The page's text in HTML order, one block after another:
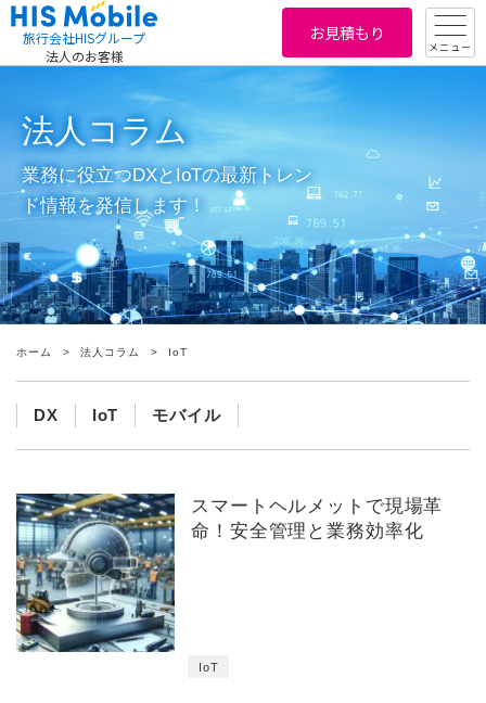
旅行会社HISグループ
法人のお客様
お見積もり
メニュー
法人コラム
業務に役立つDXとIoTの最新トレン
ド情報を発信します！
ホーム 法人コラム IoT
DX IoT モバイル
スマートヘルメットで現場革
命！安全管理と業務効率化
IoT